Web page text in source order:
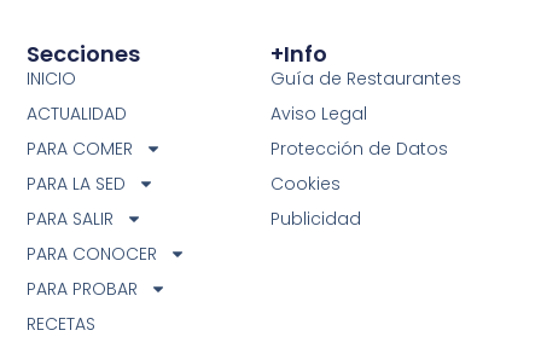
+info
Guía de Restaurantes
Aviso Legal
Protección de Datos
Cookies
Publicidad
Secciones
INICIO
ACTUALIDAD
PARA COMER
PARA LA SED
PARA SALIR
PARA CONOCER
PARA PROBAR
RECETAS